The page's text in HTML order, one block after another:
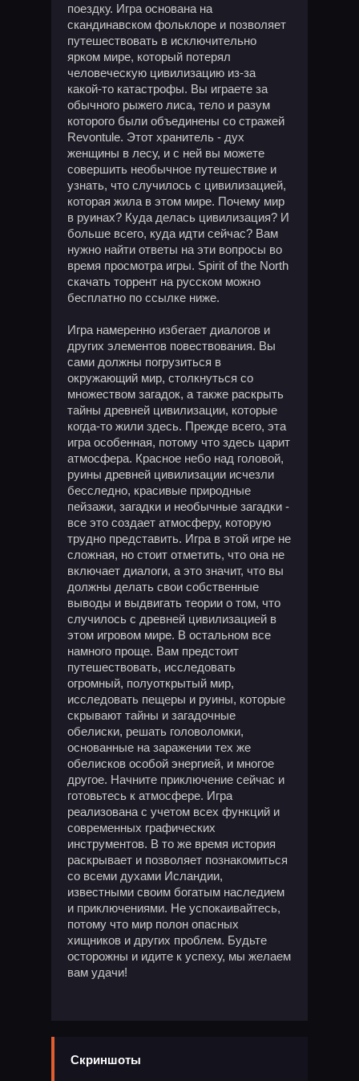
поездку. Игра основана на
скандинавском фольклоре и позволяет
путешествовать в исключительно
ярком мире, который потерял
человеческую цивилизацию из-за
какой-то катастрофы. Вы играете за
обычного рыжего лиса, тело и разум
которого были объединены со стражей
Revontule. Этот хранитель - дух
женщины в лесу, и с ней вы можете
совершить необычное путешествие и
узнать, что случилось с цивилизацией,
которая жила в этом мире. Почему мир
в руинах? Куда делась цивилизация? И
больше всего, куда идти сейчас? Вам
нужно найти ответы на эти вопросы во
время просмотра игры. Spirit of the North
скачать торрент на русском можно
бесплатно по ссылке ниже.
Игра намеренно избегает диалогов и
других элементов повествования. Вы
сами должны погрузиться в
окружающий мир, столкнуться со
множеством загадок, а также раскрыть
тайны древней цивилизации, которые
когда-то жили здесь. Прежде всего, эта
игра особенная, потому что здесь царит
атмосфера. Красное небо над головой,
руины древней цивилизации исчезли
бесследно, красивые природные
пейзажи, загадки и необычные загадки -
все это создает атмосферу, которую
трудно представить. Игра в этой игре не
сложная, но стоит отметить, что она не
включает диалоги, а это значит, что вы
должны делать свои собственные
выводы и выдвигать теории о том, что
случилось с древней цивилизацией в
этом игровом мире. В остальном все
намного проще. Вам предстоит
путешествовать, исследовать
огромный, полуоткрытый мир,
исследовать пещеры и руины, которые
скрывают тайны и загадочные
обелиски, решать головоломки,
основанные на заражении тех же
обелисков особой энергией, и многое
другое. Начните приключение сейчас и
готовьтесь к атмосфере. Игра
реализована с учетом всех функций и
современных графических
инструментов. В то же время история
раскрывает и позволяет познакомиться
со всеми духами Исландии,
известными своим богатым наследием
и приключениями. Не успокаивайтесь,
потому что мир полон опасных
хищников и других проблем. Будьте
осторожны и идите к успеху, мы желаем
вам удачи!
Скриншоты